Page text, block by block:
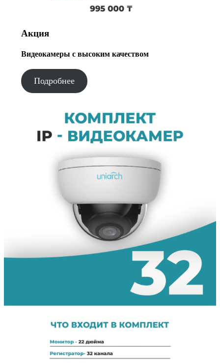
Акция
Видеокамеры с высоким качеством
Подробнее